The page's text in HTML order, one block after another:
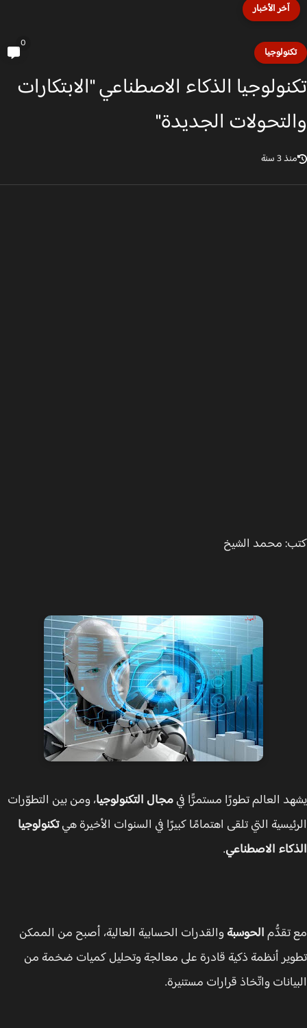
آخر الأخبار
الذكاء الاصطناعي "الابتكارات
الجديدة"
3 سنة
محمد الشيخ
العالم تطورًا مستمرًّا في مجال التكنولوجيا، ومن بين التطوّرات
التي تلقى اهتمامًا كبيرًا في السنوات الأخيرة هيتكنولوجيا
الاصطناعي.
تقدُّمالحوسبةوالقدرات الحسابية العالية، أصبح من الممكن
أنظمة ذكية قادرة على معالجة وتحليل كميات ضخمة من
واتّخاذ قرارات مستنيرة.